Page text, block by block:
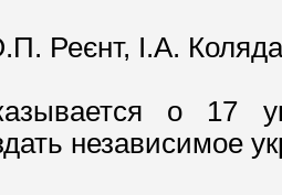
Реєнт, І.А.
о 17
независимое